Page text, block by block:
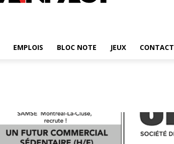
EMPLOIS BLOC NOTE JEUX CONTACT